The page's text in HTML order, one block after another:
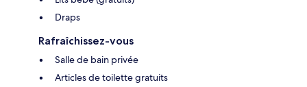
Draps
Rafraîchissez-vous
Salle de bain privée
Articles de toilette gratuits